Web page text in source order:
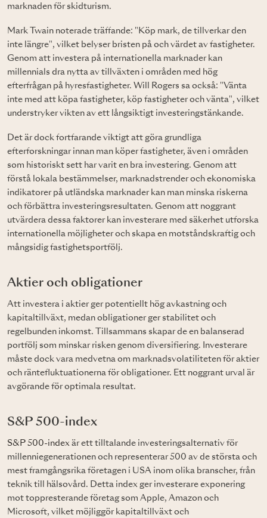
marknaden för skidturism.
Mark Twain noterade träffande: "Köp mark, de tillverkar den
inte längre", vilket belyser bristen på och värdet av fastigheter.
Genom att investera på internationella marknader kan
millennials dra nytta av tillväxten i områden med hög
efterfrågan på hyresfastigheter. Will Rogers sa också: "Vänta
inte med att köpa fastigheter, köp fastigheter och vänta", vilket
understryker vikten av ett långsiktigt investeringstänkande.
Det är dock fortfarande viktigt att göra grundliga
efterforskningar innan man köper fastigheter, även i områden
som historiskt sett har varit en bra investering. Genom att
förstå lokala bestämmelser, marknadstrender och ekonomiska
indikatorer på utländska marknader kan man minska riskerna
och förbättra investeringsresultaten. Genom att noggrant
utvärdera dessa faktorer kan investerare med säkerhet utforska
internationella möjligheter och skapa en motståndskraftig och
mångsidig fastighetsportfölj.
Aktier och obligationer
Att investera i aktier ger potentiellt hög avkastning och
kapitaltillväxt, medan obligationer ger stabilitet och
regelbunden inkomst. Tillsammans skapar de en balanserad
portfölj som minskar risken genom diversifiering. Investerare
måste dock vara medvetna om marknadsvolatiliteten för aktier
och räntefluktuationerna för obligationer. Ett noggrant urval är
avgörande för optimala resultat.
S&P 500-index
S&P 500-index är ett tilltalande investeringsalternativ för
millenniegenerationen och representerar 500 av de största och
mest framgångsrika företagen i USA inom olika branscher, från
teknik till hälsovård. Detta index ger investerare exponering
mot toppresterande företag som Apple, Amazon och
Microsoft, vilket möjliggör kapitaltillväxt och